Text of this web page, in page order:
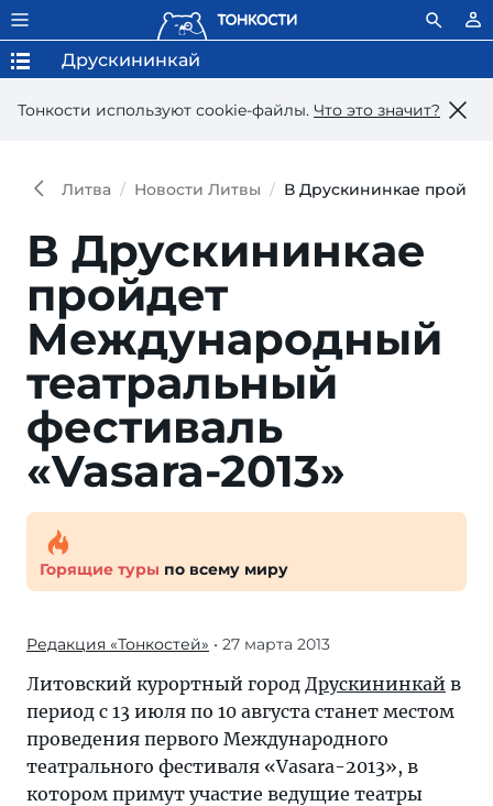
Тонкости используют сookie-файлы. Что это значит?
Друскининкай
Литва Новости Литвы В Друскининкае
В Друскининкае
пройдет
Международный
театральный
фестиваль
«Vasara-2013»
Горящие туры по всему миру
Редакция «Тонкостей» • 27 марта 2013
Литовский курортный город Друскининкай в
период с 13 июля по 10 августа станет местом
проведения первого Международного
театрального фестиваля «Vasara-2013», в
котором примут участие ведущие театры